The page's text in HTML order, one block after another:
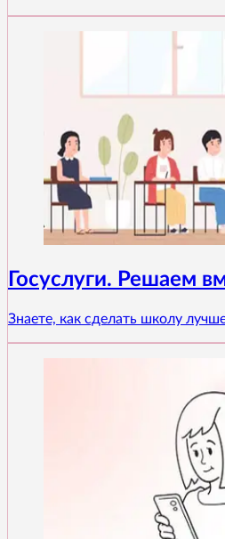
Госуслуги. Решаем
Знаете, как сделать школу